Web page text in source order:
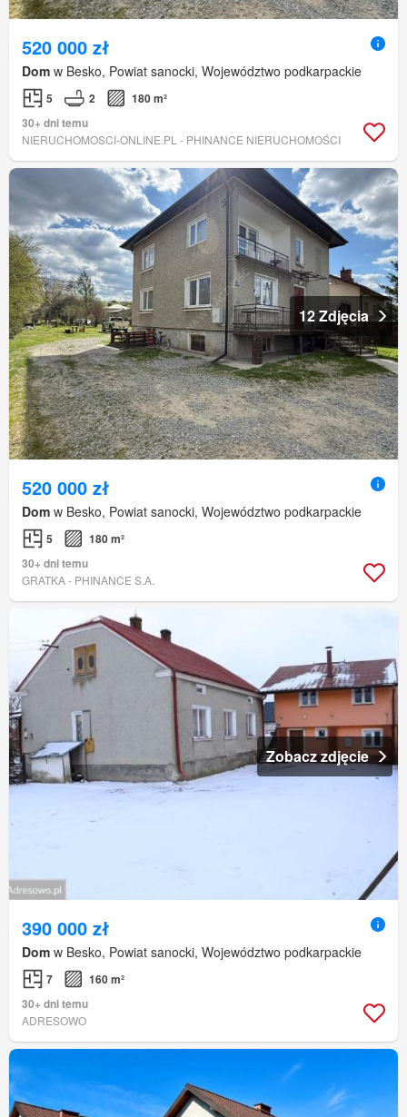
520 000 zł
Dom w Besko, Powiat sanocki, Województwo podkarpackie
5 2
180 m²
30+ dni temu
NIERUCHOMOSCI-ONLINE.PL - PHINANCE NIERUCHOMOŚCI
12 Zdjęcia
520 000 zł
Dom w Besko, Powiat sanocki, Województwo podkarpackie
5
180 m²
30+ dni temu
GRATKA - PHINANCE S.A.
Zobacz zdjęcie
390 000 zł
Dom w Besko, Powiat sanocki, Województwo podkarpackie
7
160 m²
30+ dni temu
ADRESOWO